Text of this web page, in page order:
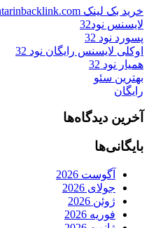
خرید بک لینک behtarinbacklink.com
لایسنس نود32
پسورد نود 32
اوکلی لایسنس رایگان نود 32
همیار نود 32
بهترین سئو
رایگان
آخرین دیدگاه‌ها
بایگانی‌ها
آگوست 2026
جولای 2026
ژوئن 2026
فوریه 2026